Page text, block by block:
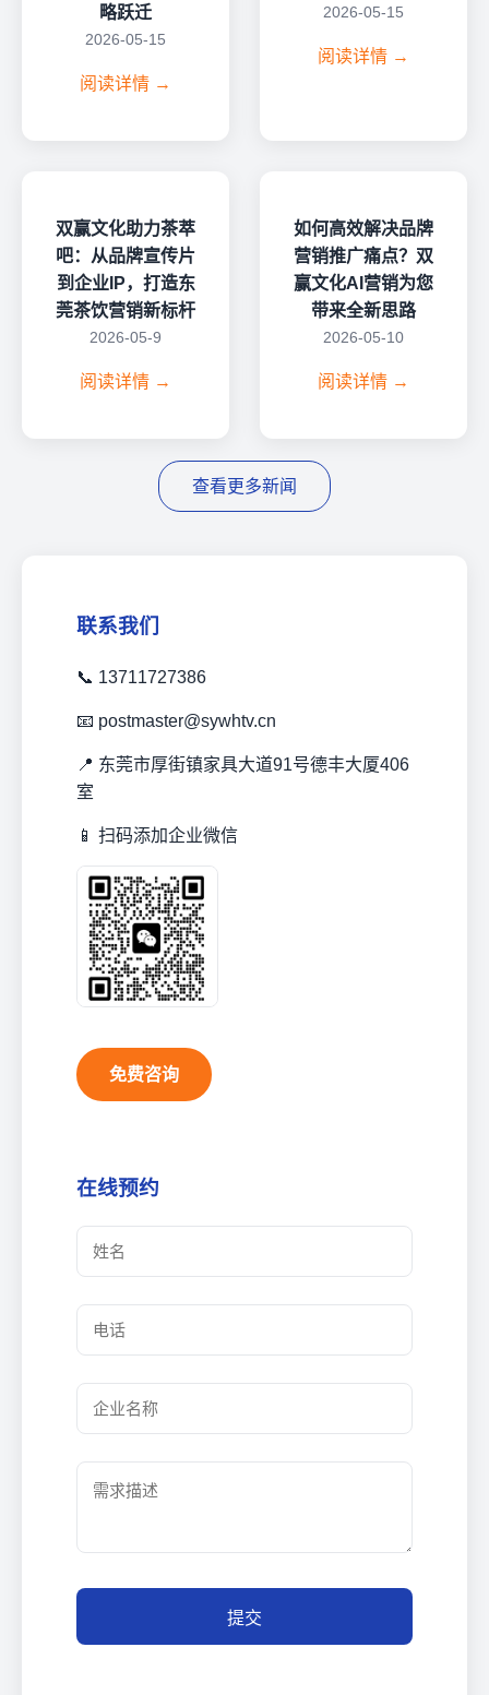
略跃迁
2026-05-15
阅读详情 →
2026-05-15
阅读详情 →
双赢文化助力茶萃
吧：从品牌宣传片
到企业IP，打造东
莞茶饮营销新标杆
2026-05-9
阅读详情 →
如何高效解决品牌
营销推广痛点？双
赢文化AI营销为您
带来全新思路
2026-05-10
阅读详情 →
查看更多新闻
联系我们
📞 13711727386
📧 postmaster@sywhtv.cn
📍 东莞市厚街镇家具大道91号德丰大厦406
室
📱 扫码添加企业微信
免费咨询
在线预约
提交